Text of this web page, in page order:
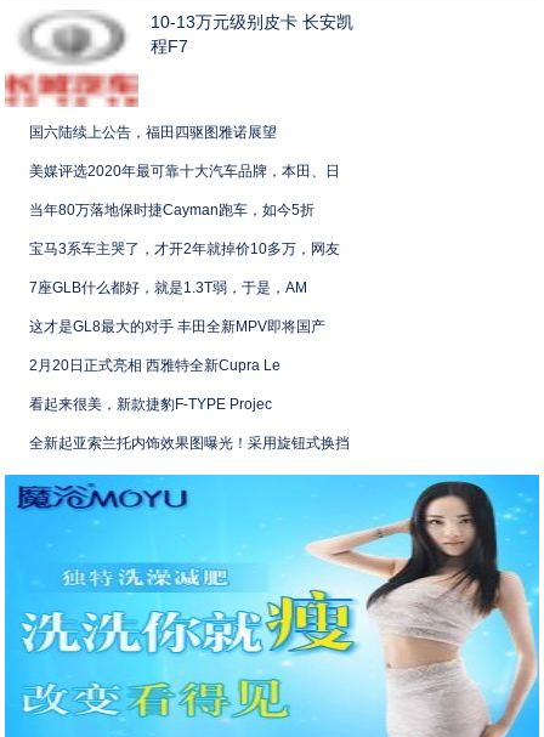
10-13万元级别皮卡 长安凯
程F7
国六陆续上公告，福田四驱图雅诺展望
美媒评选2020年最可靠十大汽车品牌，本田、日
当年80万落地保时捷Cayman跑车，如今5折
宝马3系车主哭了，才开2年就掉价10多万，网友
7座GLB什么都好，就是1.3T弱，于是，AM
这才是GL8最大的对手 丰田全新MPV即将国产
2月20日正式亮相 西雅特全新Cupra Le
看起来很美，新款捷豹F-TYPE Projec
全新起亚索兰托内饰效果图曝光！采用旋钮式换挡